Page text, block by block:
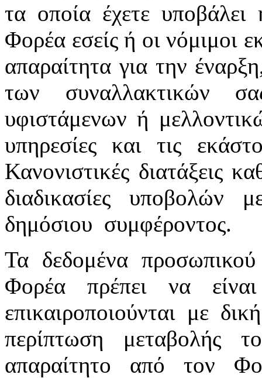
τα οποία έχετε
Φορέα εσείς ή οι νόμιμοι
απαραίτητα για την
των συναλλακτικών
υφιστάμενων ή
υπηρεσίες και τις
Κανονιστικές διατάξεις
διαδικασίες
δημόσιου συμφέροντος.
Τα δεδομένα
Φορέα πρέπει να
επικαιροποιούνται με
περίπτωση μεταβολής
απαραίτητο από τον